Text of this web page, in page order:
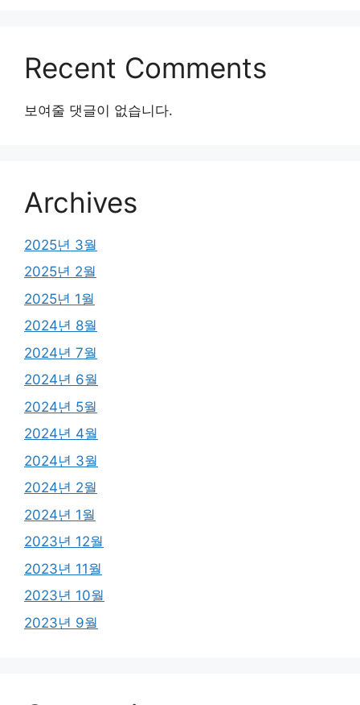
Recent Comments
보여줄 댓글이 없습니다.
Archives
2025년 3월
2025년 2월
2025년 1월
2024년 8월
2024년 7월
2024년 6월
2024년 5월
2024년 4월
2024년 3월
2024년 2월
2024년 1월
2023년 12월
2023년 11월
2023년 10월
2023년 9월